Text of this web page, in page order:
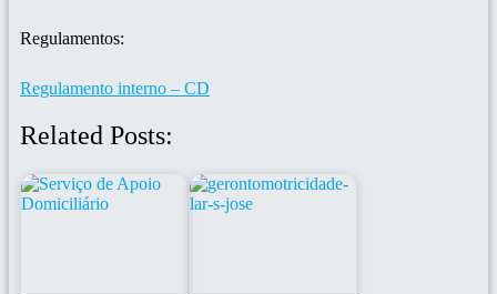
Regulamentos:
Regulamento interno – CD
Related Posts: